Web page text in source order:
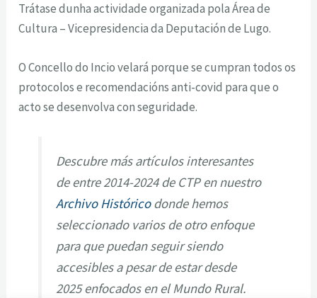
Trátase dunha actividade organizada pola Área de
Cultura – Vicepresidencia da Deputación de Lugo.
O Concello do Incio velará porque se cumpran todos os
protocolos e recomendacións anti-covid para que o
acto se desenvolva con seguridade.
Descubre más artículos interesantes
de entre 2014-2024 de CTP en nuestro
Archivo Históricodonde hemos
seleccionado varios de otro enfoque
para que puedan seguir siendo
accesibles a pesar de estar desde
2025 enfocados en el Mundo Rural.